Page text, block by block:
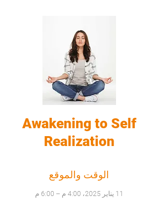
Awakening to Self
Realization
الوقت والموقع
11 يناير 2025، 4:00 م – 6:00 م